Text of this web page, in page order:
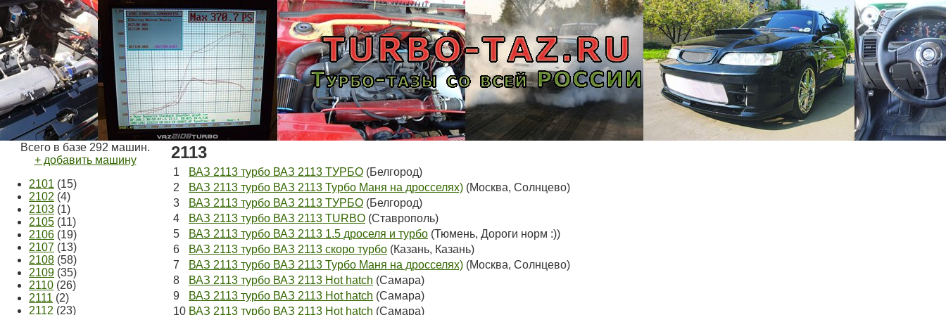
Всего в базе 292 машин.
+ добавить машину
2101 (15)
2102 (4)
2103 (1)
2105 (11)
2106 (19)
2107 (13)
2108 (58)
2109 (35)
2110 (26)
2111 (2)
2112 (23)
2113
1 ВАЗ 2113 турбо ВАЗ 2113 ТУРБО (Белгород)
2
ВАЗ 2113 турбо ВАЗ 2113 Турбо Маня на дросселях) (Москва, Солнцево)
3
ВАЗ 2113 турбо ВАЗ 2113 ТУРБО (Белгород)
4
ВАЗ 2113 турбо ВАЗ 2113 TURBO (Ставрополь)
5
ВАЗ 2113 турбо ВАЗ 2113 1.5 дроселя и турбо (Тюмень, Дороги норм :))
6
ВАЗ 2113 турбо ВАЗ 2113 скоро турбо (Казань, Казань)
7
ВАЗ 2113 турбо ВАЗ 2113 Турбо Маня на дросселях) (Москва, Солнцево)
8
ВАЗ 2113 турбо ВАЗ 2113 Hot hatch (Самара)
9
ВАЗ 2113 турбо ВАЗ 2113 Hot hatch (Самара)
10 ВАЗ 2113 турбо ВАЗ 2113 Hot hatch (Самара)